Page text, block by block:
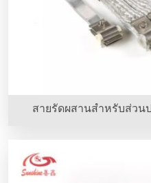
สายรัดผสานสําหรับส่วน